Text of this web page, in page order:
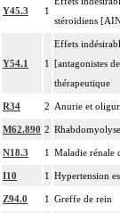
Y45.3 1
stéroïdiens
Y54.1 1
Effets
[antagonistes
thérapeutique
R34 2 Anurie et
M62.890 2 Rhabdomyolyse
N18.3 1 Maladie rénale
I10 1 Hypertension
Z94.0 1 Greffe de rein